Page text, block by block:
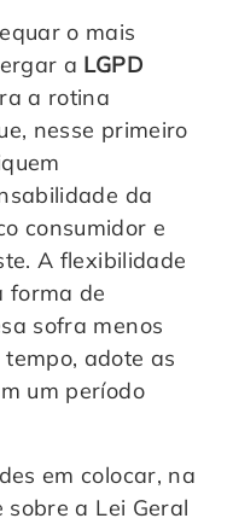
o mais
a LGPD
a rotina
nesse primeiro
da
consumidor e
A flexibilidade
forma de
sofra menos
adote as
um período
em colocar, na
a Lei Geral